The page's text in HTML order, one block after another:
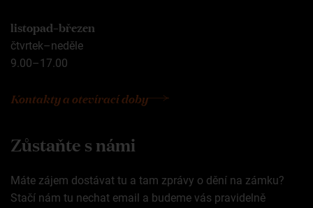
listopad–březen
čtvrtek–neděle
9.00–17.00
Kontakty a otevírací doby
Zůstaňte s námi
Máte zájem dostávat tu a tam zprávy o dění na zámku?
Stačí nám tu nechat email a budeme vás pravidelně